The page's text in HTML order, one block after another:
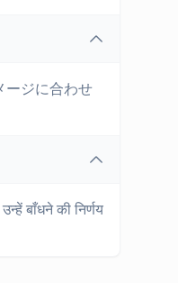
ージに合わせ
बाँधने की निर्णय